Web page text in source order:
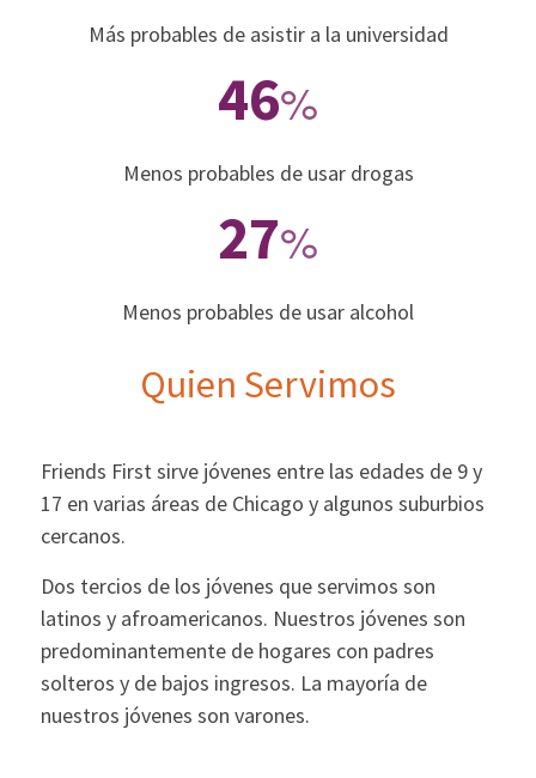
Más probables de asistir a la universidad
46%
Menos probables de usar drogas
27%
Menos probables de usar alcohol
Quien Servimos
Friends First sirve jóvenes entre las edades de 9 y
17 en varias áreas de Chicago y algunos suburbios
cercanos.
Dos tercios de los jóvenes que servimos son
latinos y afroamericanos. Nuestros jóvenes son
predominantemente de hogares con padres
solteros y de bajos ingresos. La mayoría de
nuestros jóvenes son varones.